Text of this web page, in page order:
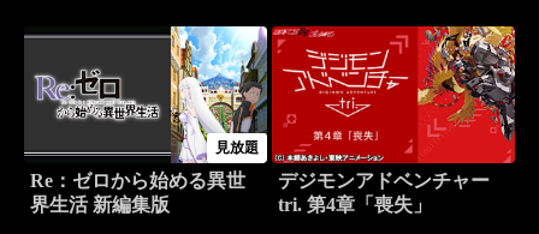
見放題
Re：ゼロから始める異世
界生活 新編集版
デジモンアドベンチャー
tri. 第4章「喪失」